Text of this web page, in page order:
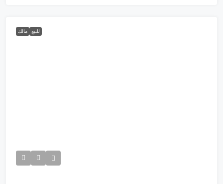
للبيع مالك